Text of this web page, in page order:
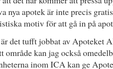
nya apotek är inte precis
motiv för att gå in på
det tufft jobbat av Apoteket
område kan jag också
inom ICA kan ge